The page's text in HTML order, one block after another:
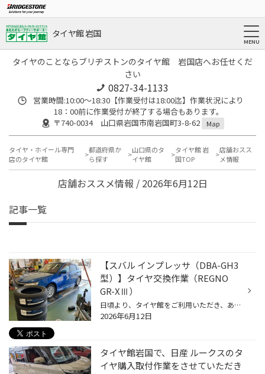
タイヤ館 岩国
タイヤのことならブリヂストンのタイヤ館 岩国店へお任せくだ
さい
0827-34-1133
営業時間:10:00〜18:30【作業受付は18:00迄】作業状況により
18：00前に作業受付が終了する場合もあります。
〒740-0034 山口県岩国市南岩国町3-8-62
Map
タイヤ・ホイール専門
店のタイヤ館
都道府県か
ら探す
山口県のタ
イヤ館
タイヤ館 岩
国TOP
店舗おスス
メ情報
店舗おススメ情報 / 2026年6月12日
記事一覧
【スバル インプレッサ（DBA-GH3
型）】タイヤ交換作業（REGNO
GR-XⅢ）
日頃より、タイヤ館をご利用いただき、ありがとうございます。 さて、当店と同じチェーン店の近隣タイヤ館店舗で作業いたしましたタイヤ交換をご紹介します。 （WEB掲載をご快諾いただきましたお客様！大変感謝しております。 いつもご愛顧いただき誠にありがとうございます！！） おクルマ：スバル...
2026年6月12日
タイヤ館岩国で、日産 ルークスのタ
イヤ購入取付作業をさせていただき